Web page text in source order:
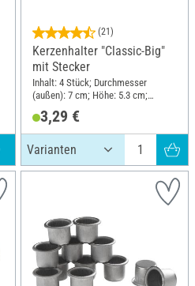
(21)
Kerzenhalter "Classic-Big"
mit Stecker
Inhalt: 4 Stück; Durchmesser
(außen): 7 cm; Höhe: 5.3 cm;
3,29 €